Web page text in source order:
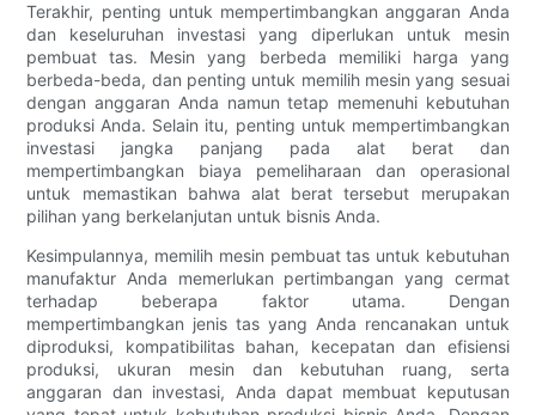
Terakhir, penting untuk mempertimbangkan anggaran Anda
dan keseluruhan investasi yang diperlukan untuk mesin
pembuat tas. Mesin yang berbeda memiliki harga yang
berbeda-beda, dan penting untuk memilih mesin yang sesuai
dengan anggaran Anda namun tetap memenuhi kebutuhan
produksi Anda. Selain itu, penting untuk mempertimbangkan
investasi jangka panjang pada alat berat dan
mempertimbangkan biaya pemeliharaan dan operasional
untuk memastikan bahwa alat berat tersebut merupakan
pilihan yang berkelanjutan untuk bisnis Anda.
Kesimpulannya, memilih mesin pembuat tas untuk kebutuhan
manufaktur Anda memerlukan pertimbangan yang cermat
terhadap beberapa faktor utama. Dengan
mempertimbangkan jenis tas yang Anda rencanakan untuk
diproduksi, kompatibilitas bahan, kecepatan dan efisiensi
produksi, ukuran mesin dan kebutuhan ruang, serta
anggaran dan investasi, Anda dapat membuat keputusan